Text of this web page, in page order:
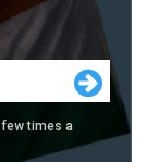
times a